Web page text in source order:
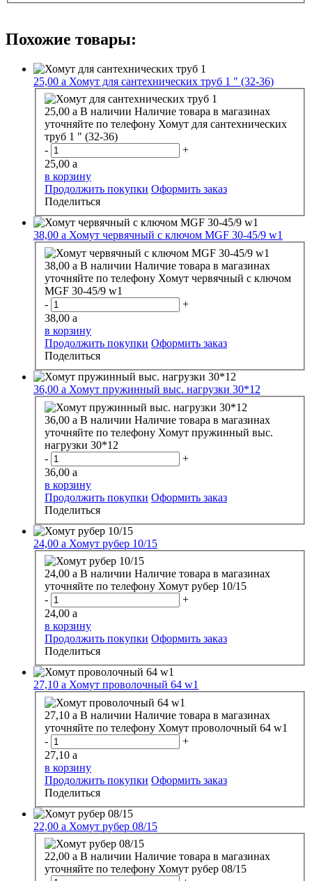
Похожие товары:
25,00 a Хомут для сантехнических труб 1 " (32-36)
25,00 a В наличии Наличие товара в магазинах
уточняйте по телефону Хомут для сантехнических
труб 1 " (32-36)
-
+
25,00 a
в корзину
Продолжить покупки Оформить заказ
Поделиться
38,00 a Хомут червячный с ключом MGF 30-45/9 w1
38,00 a В наличии Наличие товара в магазинах
уточняйте по телефону Хомут червячный с ключом
MGF 30-45/9 w1
-
+
38,00 a
в корзину
Продолжить покупки Оформить заказ
Поделиться
36,00 a Хомут пружинный выс. нагрузки 30*12
36,00 a В наличии Наличие товара в магазинах
уточняйте по телефону Хомут пружинный выс.
нагрузки 30*12
-
+
36,00 a
в корзину
Продолжить покупки Оформить заказ
Поделиться
24,00 a Хомут рубер 10/15
24,00 a В наличии Наличие товара в магазинах
уточняйте по телефону Хомут рубер 10/15
-
+
24,00 a
в корзину
Продолжить покупки Оформить заказ
Поделиться
27,10 a Хомут проволочный 64 w1
27,10 a В наличии Наличие товара в магазинах
уточняйте по телефону Хомут проволочный 64 w1
-
+
27,10 a
в корзину
Продолжить покупки Оформить заказ
Поделиться
22,00 a Хомут рубер 08/15
22,00 a В наличии Наличие товара в магазинах
уточняйте по телефону Хомут рубер 08/15